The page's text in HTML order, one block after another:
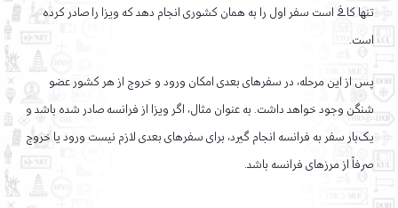
تنها کافی است سفر اول را به همان کشوری انجام دهد که ویزا را صادر کرده
است.
پس از این مرحله، در سفرهای بعدی امکان ورود و خروج از هر کشور عضو
شنگن وجود خواهد داشت. به عنوان مثال، اگر ویزا از فرانسه صادر شده باشد و
یک‌بار سفر به فرانسه انجام گیرد، برای سفرهای بعدی لازم نیست ورود یا خروج
صرفاً از مرزهای فرانسه باشد.